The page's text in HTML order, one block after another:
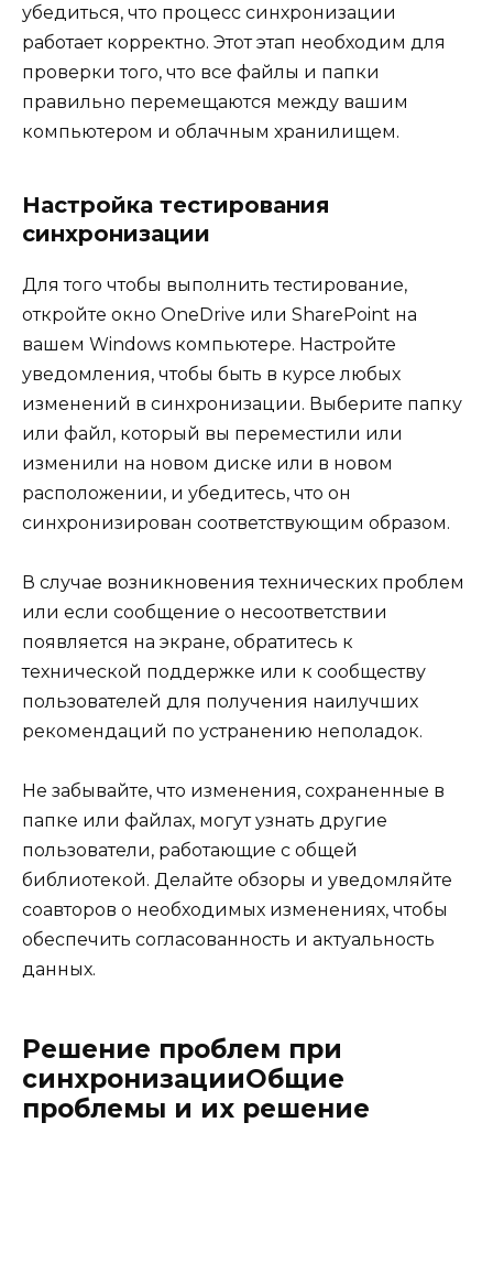
убедиться, что процесс синхронизации
работает корректно. Этот этап необходим для
проверки того, что все файлы и папки
правильно перемещаются между вашим
компьютером и облачным хранилищем.
Настройка тестирования
синхронизации
Для того чтобы выполнить тестирование,
откройте окно OneDrive или SharePoint на
вашем Windows компьютере. Настройте
уведомления, чтобы быть в курсе любых
изменений в синхронизации. Выберите папку
или файл, который вы переместили или
изменили на новом диске или в новом
расположении, и убедитесь, что он
синхронизирован соответствующим образом.
В случае возникновения технических проблем
или если сообщение о несоответствии
появляется на экране, обратитесь к
технической поддержке или к сообществу
пользователей для получения наилучших
рекомендаций по устранению неполадок.
Не забывайте, что изменения, сохраненные в
папке или файлах, могут узнать другие
пользователи, работающие с общей
библиотекой. Делайте обзоры и уведомляйте
соавторов о необходимых изменениях, чтобы
обеспечить согласованность и актуальность
данных.
Решение проблем при
синхронизацииОбщие
проблемы и их решение